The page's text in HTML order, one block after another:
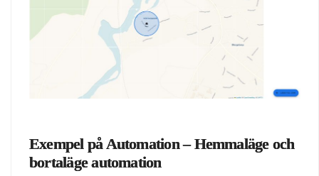
Exempel på Automation – Hemmaläge och
bortaläge automation